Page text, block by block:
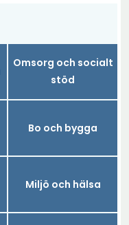
Omsorg och socialt
stöd
Bo och bygga
Miljö och hälsa